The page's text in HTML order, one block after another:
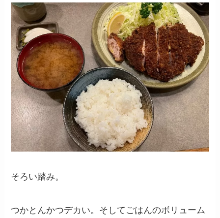
そろい踏み。
つかとんかつデカい。そしてごはんのボリューム